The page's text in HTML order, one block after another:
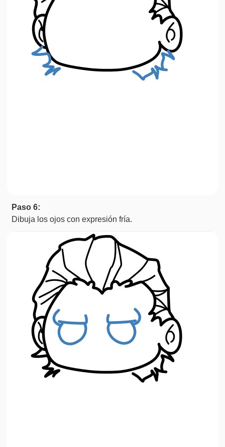
Paso 6:
Dibuja los ojos con expresión fría.